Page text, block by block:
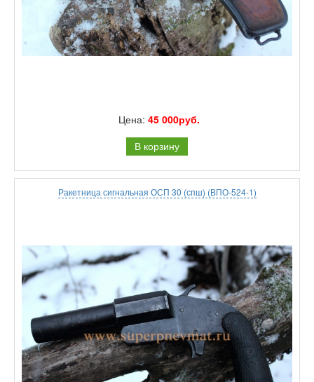
Цена: 45 000руб.
В корзину
Ракетница сигнальная ОСП 30 (спш) (ВПО-524-1)